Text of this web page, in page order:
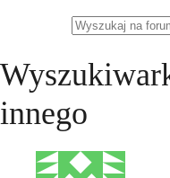
Szukaj:
innego